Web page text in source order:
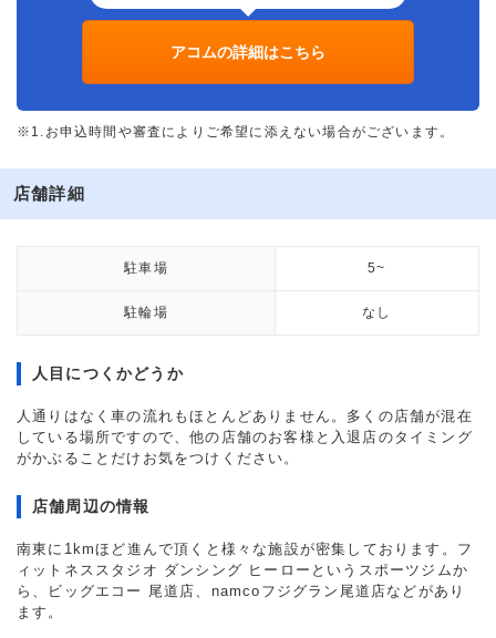
アコムの詳細はこちら
※1.お申込時間や審査によりご希望に添えない場合がございます。
店舗詳細
駐車場 5~
駐輪場 なし
人目につくかどうか
人通りはなく車の流れもほとんどありません。多くの店舗が混在
している場所ですので、他の店舗のお客様と入退店のタイミング
がかぶることだけお気をつけください。
店舗周辺の情報
南東に1kmほど進んで頂くと様々な施設が密集しております。フ
ィットネススタジオ ダンシング ヒーローというスポーツジムか
ら、ビッグエコー 尾道店、namcoフジグラン尾道店などがあり
ます。